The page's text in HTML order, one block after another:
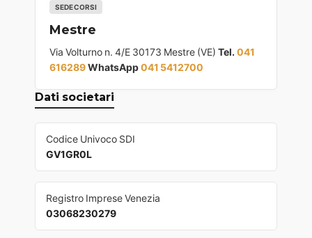
SEDE CORSI
Mestre
Via Volturno n. 4/E 30173 Mestre (VE) Tel. 041
616289WhatsApp041 5412700
Dati societari
Codice Univoco SDI
GV1GR0L
Registro Imprese Venezia
03068230279